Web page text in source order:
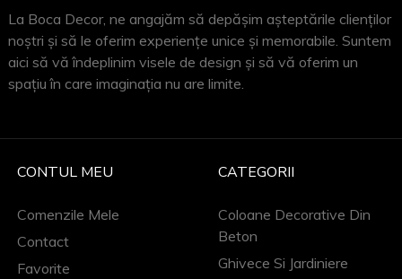
La Boca Decor, ne angajăm să depășim așteptările clienților
noștri și să le oferim experiențe unice și memorabile. Suntem
aici să vă îndeplinim visele de design și să vă oferim un
spațiu în care imaginația nu are limite.
CONTUL MEU
Comenzile Mele
Contact
Favorite
CATEGORII
Coloane Decorative Din
Beton
Ghivece Si Jardiniere